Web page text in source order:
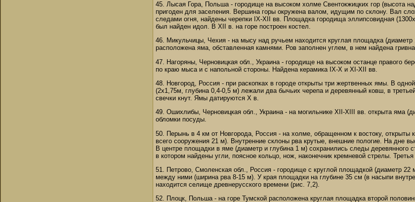
45. Лысая Гора, Польша - городище на высоком холме Свентокжицких гор (высота
пригоден для заселения. Вершина горы окружена валом, идущим по склону. Вал
следами огня, найдены черепки IX-XII вв. Площадка городища эллипсовидная
был найден идол. В XII в. на горе построен костел.
46. Микульчицы, Чехия - на мысу над ручьем находится круглая площадка
расположена яма, обставленная камнями. Ров заполнен углем, в нем найдена
47. Нагоряны, Черновицкая обл., Украина - городище на высоком останце правого
по краю мыса и с напольной стороны. Найдена керамика IX-X и XI-XII вв.
48. Новгород, Россия - при раскопках в городе открыты три жертвенных ямы. В
(2х1,75м, глубина 0,4-0,5 м) лежали два бычьих черепа и деревянный ковш, в
свечки кнут. Ямы датируются Х в.
49. Ошихлибы, Черновицкая обл., Украина - на могильнике XII-XIII вв. открыта яма
обломки посуды.
50. Перынь в 4 км от Новгорода, Россия - на холме, обращенном к востоку,
всего сооружения 21 м). Внутренние склоны рва крутые, внешние пологие. На дне
В центре площадки в яме (диаметр и глубина 1 м) сохранились следы деревянного
в котором найдены угли, поясное кольцо, нож, наконечник кремневой стрелы.
51. Петрово, Смоленская обл., Россия - городище с круглой площадкой (диаметр
между ними (ширина рва 8-15 м). У края площадки на глубине 35 см (в насыпи
находится селище древнерусского времени (рис. 7,2).
52. Плоцк, Польша - на горе Тумской расположена круглая площадка второй